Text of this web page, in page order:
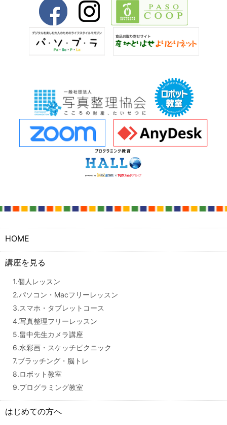
HOME
講座を見る
1.個人レッスン
2.パソコン・Macフリーレッスン
3.スマホ・タブレットコース
4.写真整理フリーレッスン
5.畠中先生カメラ講座
6.水彩画・スケッチピクニック
7.ブラッチング・脳トレ
8.ロボット教室
9.プログラミング教室
はじめての方へ